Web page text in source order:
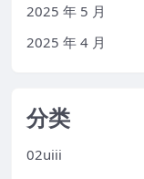
2025 年 5 月
2025 年 4 月
分类
02uiii